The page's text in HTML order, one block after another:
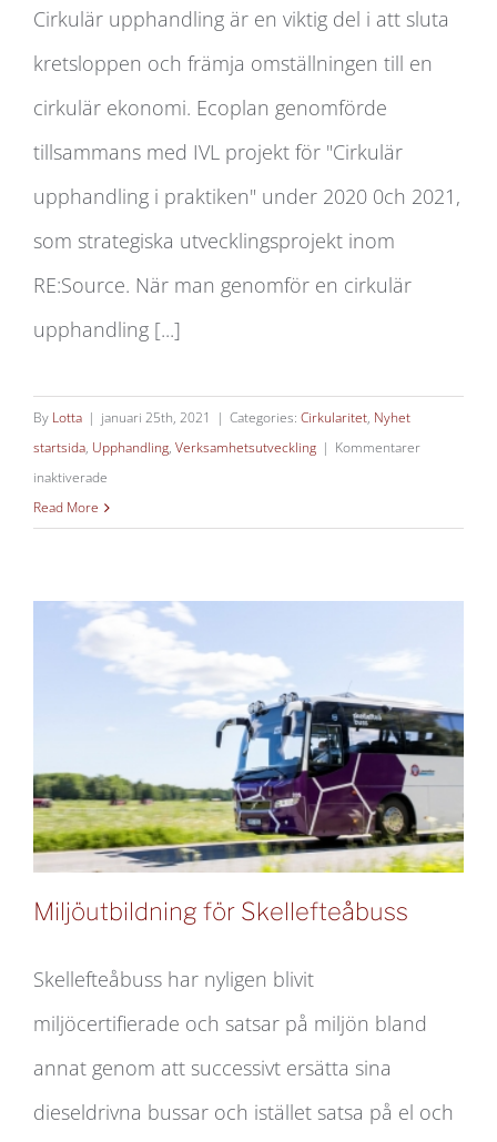
Cirkulär upphandling för RE:Source
Cirkulär upphandling är en viktig del i att sluta
kretsloppen och främja omställningen till en
cirkulär ekonomi. Ecoplan genomförde
tillsammans med IVL projekt för "Cirkulär
upphandling i praktiken" under 2020 0ch 2021,
som strategiska utvecklingsprojekt inom
RE:Source. När man genomför en cirkulär
upphandling [...]
By Lotta | januari 25th, 2021 | Categories: Cirkularitet, Nyhet
startsida, Upphandling, Verksamhetsutveckling | Kommentarer
inaktiverade
Cirkulär
Read More
Miljöutbildning för Skellefteåbuss
Miljöutbildning för Skellefteåbuss
Skellefteåbuss har nyligen blivit
miljöcertifierade och satsar på miljön bland
annat genom att successivt ersätta sina
dieseldrivna bussar och istället satsa på el och